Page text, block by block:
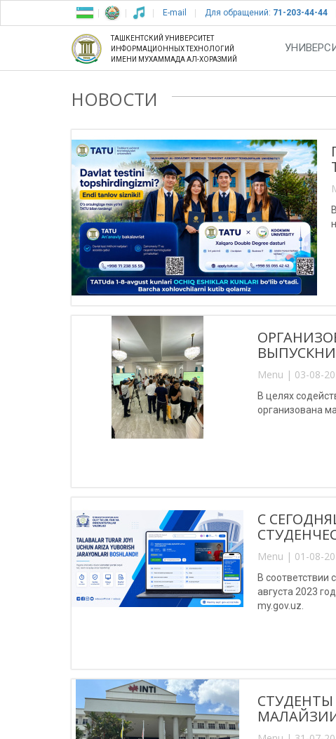
E-mail Для обращений: 71-203-44-44
ТАШКЕНТСКИЙ УНИВЕРСИТЕТ
ИНФОРМАЦИОННЫХ ТЕХНОЛОГИЙ
ИМЕНИ МУХАММАДА АЛ-ХОРАЗМИЙ
НОВОСТИ
Menu | 03-08-
В целях
организована
С
Menu | 01-08-
В
августа 2023
my.gov.uz.